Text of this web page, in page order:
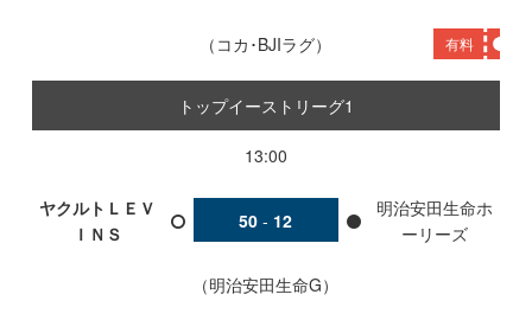
コカ･BJIラグ 有料
トップイーストリーグ1
13:00
ヤクルトＬＥＶ
ＩＮＳ
50 - 12
明治安田生命ホ
ーリーズ
明治安田生命G